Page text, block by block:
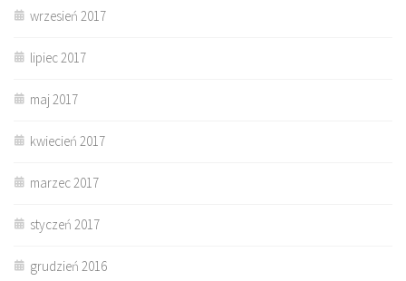
wrzesień 2017
lipiec 2017
maj 2017
kwiecień 2017
marzec 2017
styczeń 2017
grudzień 2016